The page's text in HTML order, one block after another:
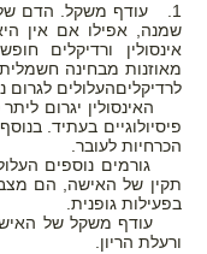
1. עודף משקל. הדם
שמנה, אפילו אם אין
אינסולין ורדיקלים
מאוזנות מבחינה
לרדיקליםהעלולים לגרום
האינסולין יגרום ליתר
פיסיולוגיים בעתיד.
הכרחיות לעובר.
גורמים נוספים
תקין של האישה, הם מצב
בפעילות גופנית.
עודף משקל של האישה
ורעלת הריון.